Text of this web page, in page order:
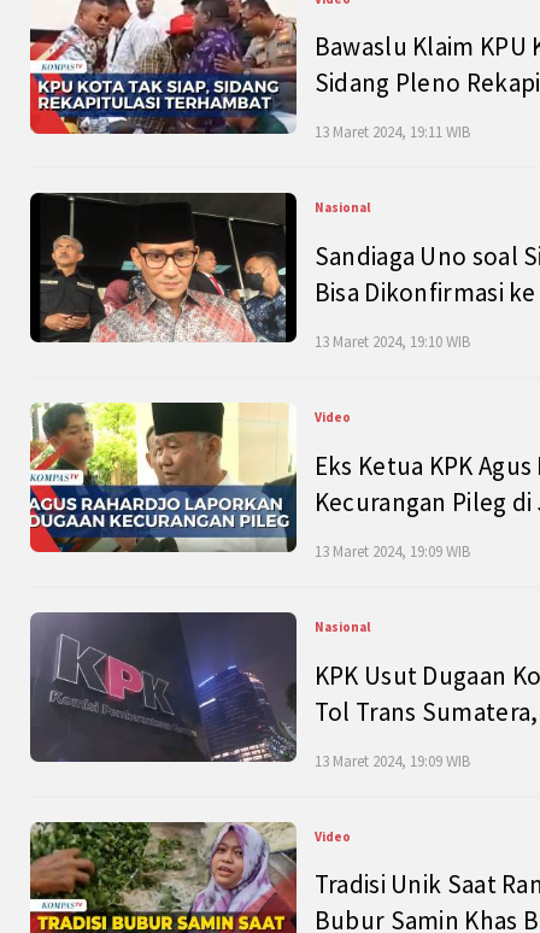
Bawaslu Klaim
Sidang Pleno
13 Maret 2024, 19:11 WIB
Nasional
Sandiaga Uno soal
Bisa Dikonfirmasi
13 Maret 2024, 19:10 WIB
Video
Eks Ketua KPK
Kecurangan Pileg
13 Maret 2024, 19:09 WIB
Nasional
KPK Usut Dugaan
Tol Trans
13 Maret 2024, 19:09 WIB
Video
Tradisi Unik Saat
Bubur Samin Khas